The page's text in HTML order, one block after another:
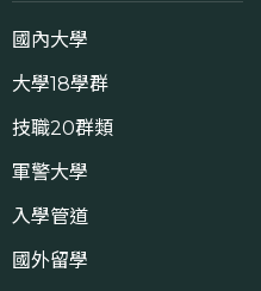
國內大學
大學18學群
技職20群類
軍警大學
入學管道
國外留學